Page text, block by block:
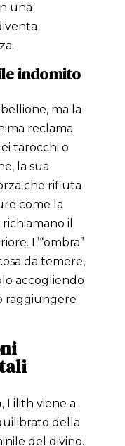
una
indomito
ma la
reclama
tarocchi o
la sua
che rifiuta
come la
il
L’“ombra”
da temere,
accogliendo
raggiungere
, Lilith viene a
della
del divino.